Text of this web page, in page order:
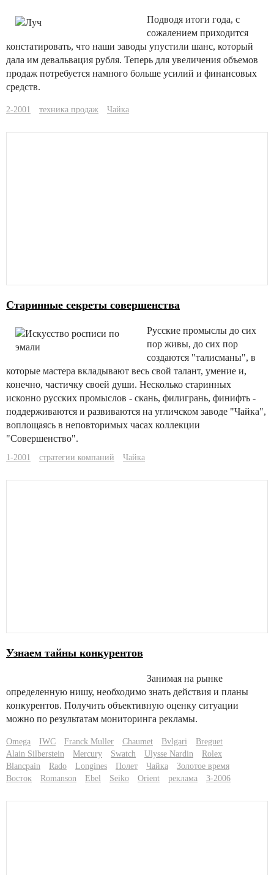
Подводя итоги года, с
сожалением приходится
констатировать, что наши заводы упустили шанс, который
дала им девальвация рубля. Теперь для увеличения объемов
продаж потребуется намного больше усилий и финансовых
средств.
2-2001 техника продаж Чайка
Старинные секреты совершенства
Русские промыслы до сих
пор живы, до сих пор
создаются "талисманы", в
которые мастера вкладывают весь свой талант, умение и,
конечно, частичку своей души. Несколько старинных
исконно русских промыслов - скань, филигрань, финифть -
поддерживаются и развиваются на угличском заводе "Чайка",
воплощаясь в неповторимых часах коллекции
"Совершенство".
1-2001 стратегии компаний Чайка
Узнаем тайны конкурентов
Занимая на рынке
определенную нишу, необходимо знать действия и планы
конкурентов. Получить объективную оценку ситуации
можно по результатам мониторинга рекламы.
Omega IWC Franck Muller Chaumet Bvlgari
Breguet
Alain Silberstein
Mercury Swatch Ulysse Nardin
Rolex
Blancpain
Rado Longines Полет Чайка
Золотое время
Восток
Romanson Ebel Seiko Orient реклама 3-2006